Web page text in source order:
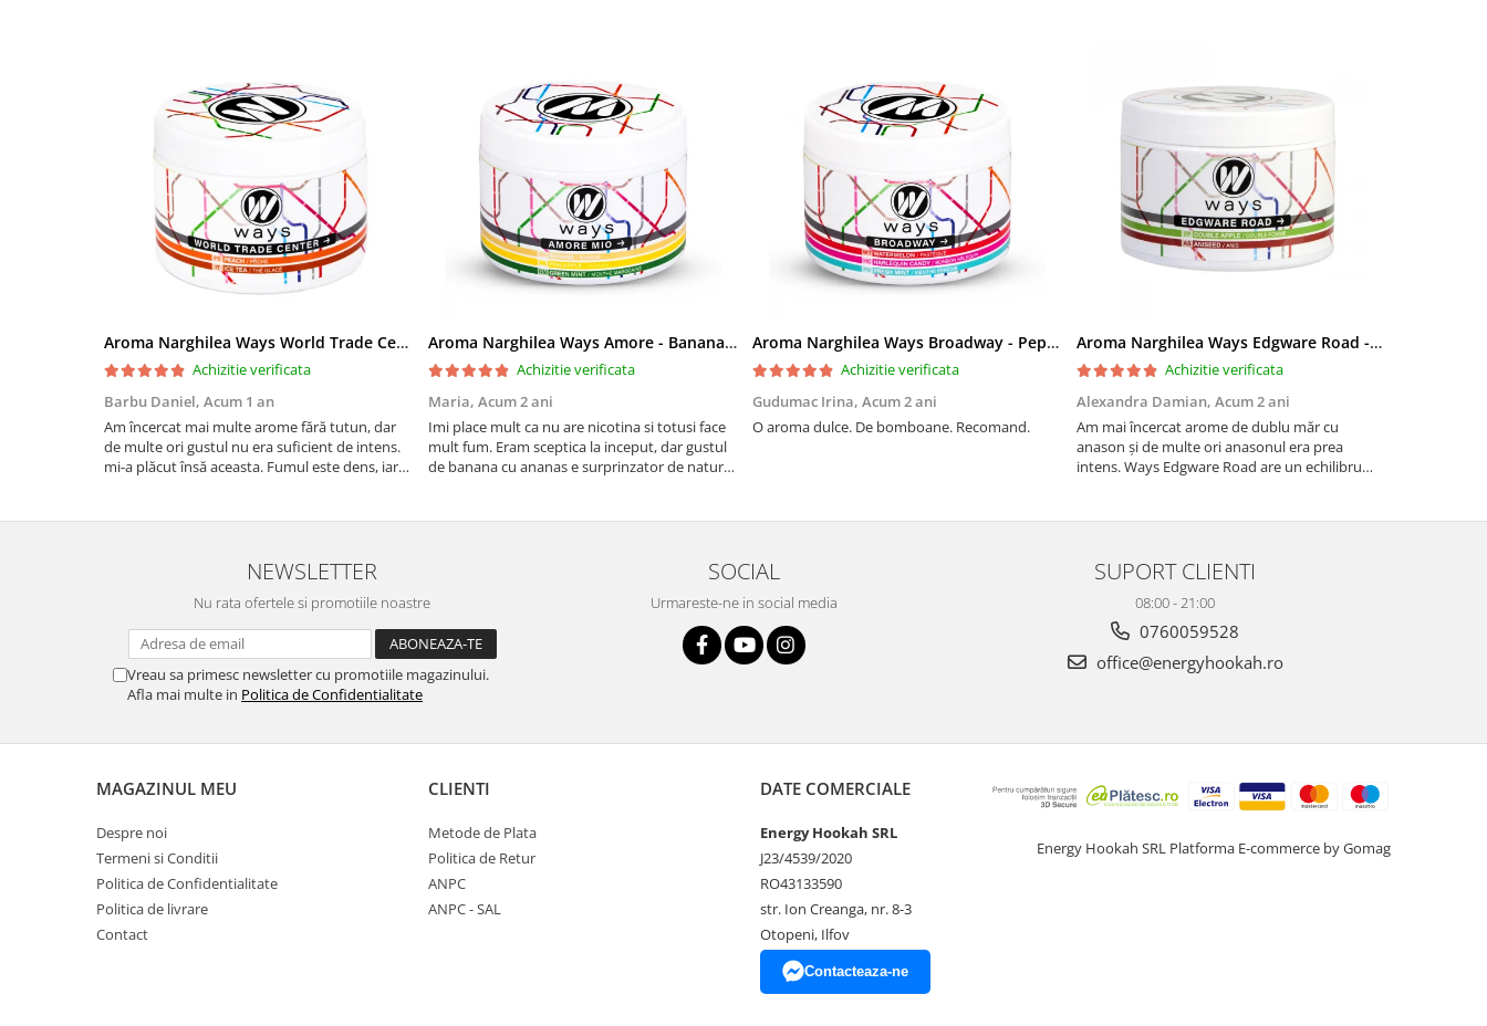
Aroma Narghilea Ways World Trade Center - Piersica cu Ice Tea, 200gr
Achizitie verificata
Barbu Daniel, Acum 1 an
Am încercat mai multe arome fără tutun, dar
de multe ori gustul nu era suficient de intens.
mi-a plăcut însă aceasta. Fumul este dens, iar
de sati...
Aroma Narghilea Ways Amore - Banana, Ananas si Menta, 200gr
Achizitie verificata
Maria, Acum 2 ani
Imi place mult ca nu are nicotina si totusi face
mult fum. Eram sceptica la inceput, dar gustul
de banana cu ananas e surprinzator de natural
Aroma Narghilea Ways Broadway - Pepene Rosu, Bomboane, Menta, 200g
Achizitie verificata
Gudumac Irina, Acum 2 ani
O aroma dulce. De bomboane. Recomand.
Aroma Narghilea Ways Edgware Road - Dublu Mar cu anison, 200gr
Achizitie verificata
Alexandra Damian, Acum 2 ani
Am mai încercat arome de dublu măr cu
anason și de multe ori anasonul era prea
intens. Ways Edgware Road are un echilibru
copleșitor. Reco...
NEWSLETTER
Nu rata ofertele si promotiile noastre
Vreau sa primesc newsletter cu promotiile magazinului.
Afla mai multe in Politica de Confidentialitate
SOCIAL
Urmareste-ne in social media
SUPORT CLIENTI
08:00 - 21:00
0760059528
office@energyhookah.ro
MAGAZINUL MEU
Despre noi
Termeni si Conditii
Politica de Confidentialitate
Politica de livrare
Contact
CLIENTI
Metode de Plata
Politica de Retur
ANPC
ANPC - SAL
DATE COMERCIALE
Energy Hookah SRL
J23/4539/2020
RO43133590
str. Ion Creanga, nr. 8-3
Otopeni, Ilfov
Contacteaza-ne
Energy Hookah SRL Platforma E-commerce by Gomag